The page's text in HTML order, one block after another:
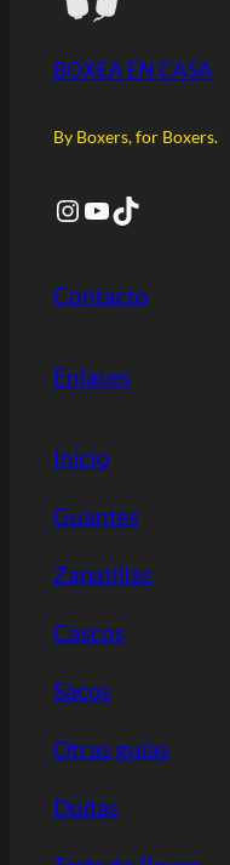
BOXEA EN CASA
By Boxers, for Boxers.
Instagram YouTube TikTok
Contacto
Enlaces
Inicio
Guantes
Zapatillas
Cascos
Sacos
Otras guías
Dudas